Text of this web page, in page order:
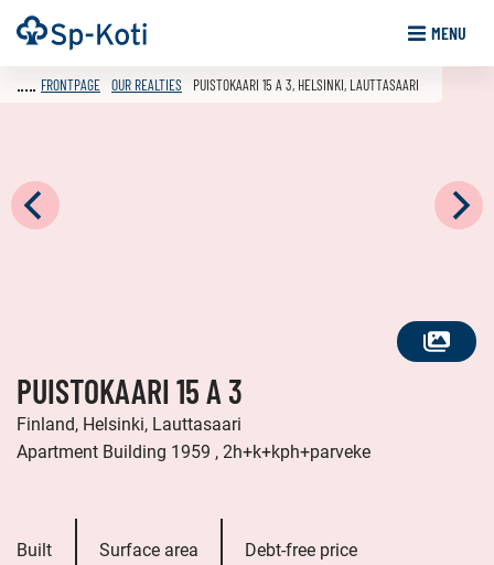
Go
to
Frontpage MENU
SEE
FRONTPAGE OUR REALTIES PUISTOKAARI 15 A 3, HELSINKI, LAUTTASAARI
PUISTOKAARI 15 A 3
Finland, Helsinki, Lauttasaari
Apartment Building 1959 , 2h+k+kph+parveke
Built Surface area Debt-free price